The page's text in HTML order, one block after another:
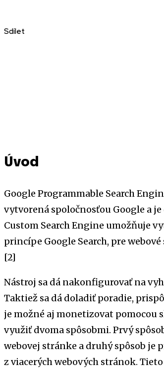
Sdílet
Úvod
Google Programmable Search
vytvorená spoločnosťou Google a
Custom Search Engine umožňuje
princípe Google Search, pre
[2]
Nástroj sa dá nakonfigurovať na
Taktiež sa dá doladiť poradie,
je možné aj monetizovat pomocou
využiť dvoma spôsobmi. Prvý
webovej stránke a druhý spôsob je
z viacerých webových stránok.